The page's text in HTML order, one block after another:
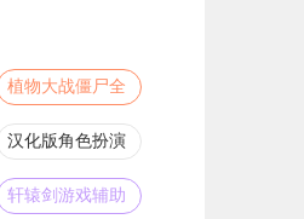
植物大战僵尸全
版本合集
汉化版角色扮演
游戏大全
轩辕剑游戏辅助